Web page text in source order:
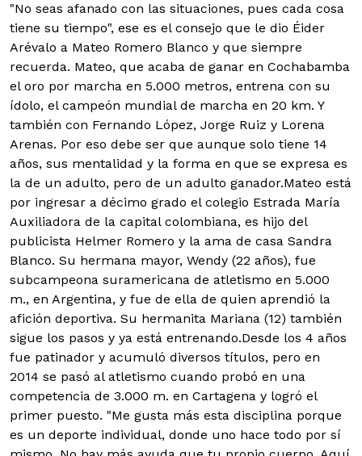
"No seas afanado con las situaciones, pues cada cosa
tiene su tiempo", ese es el consejo que le dio Éider
Arévalo a Mateo Romero Blanco y que siempre
recuerda. Mateo, que acaba de ganar en Cochabamba
el oro por marcha en 5.000 metros, entrena con su
ídolo, el campeón mundial de marcha en 20 km. Y
también con Fernando López, Jorge Ruiz y Lorena
Arenas. Por eso debe ser que aunque solo tiene 14
años, sus mentalidad y la forma en que se expresa es
la de un adulto, pero de un adulto ganador.Mateo está
por ingresar a décimo grado el colegio Estrada María
Auxiliadora de la capital colombiana, es hijo del
publicista Helmer Romero y la ama de casa Sandra
Blanco. Su hermana mayor, Wendy (22 años), fue
subcampeona suramericana de atletismo en 5.000
m., en Argentina, y fue de ella de quien aprendió la
afición deportiva. Su hermanita Mariana (12) también
sigue los pasos y ya está entrenando.Desde los 4 años
fue patinador y acumuló diversos títulos, pero en
2014 se pasó al atletismo cuando probó en una
competencia de 3.000 m. en Cartagena y logró el
primer puesto. "Me gusta más esta disciplina porque
es un deporte individual, donde uno hace todo por sí